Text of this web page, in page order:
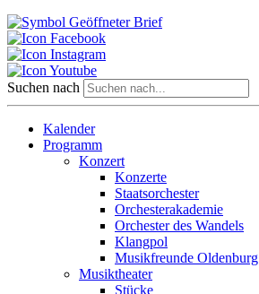
Suchen nach
Kalender
Programm
Konzert
Konzerte
Staatsorchester
Orchesterakademie
Orchester des Wandels
Klangpol
Musikfreunde Oldenburg
Musiktheater
Stücke